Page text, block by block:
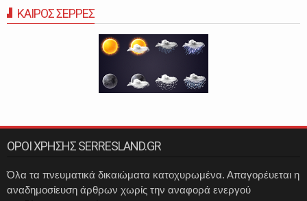
ΚΑΙΡΟΣ ΣΕΡΡΕΣ
ΟΡΟΙ ΧΡΗΣΗΣ SERRESLAND.GR
Όλα τα πνευματικά δικαιώματα κατοχυρωμένα. Απαγορέυεται η
αναδημοσίευση άρθρων χωρίς την αναφορά ενεργού